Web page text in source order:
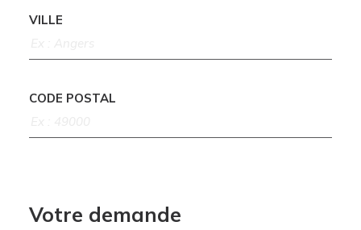
VILLE
CODE POSTAL
Votre demande